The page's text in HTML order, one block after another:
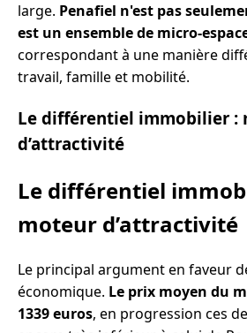
large. Penafiel n'est pas
est un ensemble de micro-
correspondant à une manière
travail, famille et mobilité.
Le différentiel immobilier :
d’attractivité
Le différentiel
moteur d’attractivité
Le principal argument en faveur
économique. Le prix moyen du
1339 euros, en progression ces